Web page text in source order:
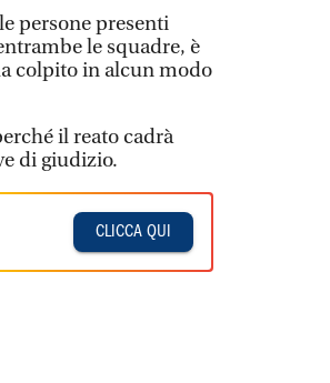
persone presenti
le squadre, è
colpito in alcun modo
il reato cadrà
di giudizio.
CLICCA QUI